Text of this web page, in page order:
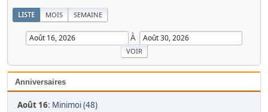
LISTE MOIS SEMAINE
À
Anniversaires
Août 16: Minimoi (48)